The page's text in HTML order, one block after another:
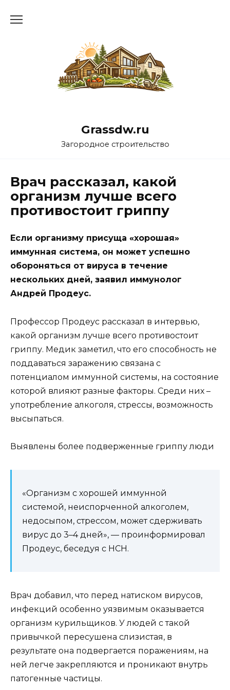
Grassdw.ru
Загородное строительство
Врач рассказал, какой
организм лучше всего
противостоит гриппу
Если организму присуща «хорошая»
иммунная система, он может успешно
обороняться от вируса в течение
нескольких дней, заявил иммунолог
Андрей Продеус.
Профессор Продеус рассказал в интервью,
какой организм лучше всего противостоит
гриппу. Медик заметил, что его способность не
поддаваться заражению связана с
потенциалом иммунной системы, на состояние
которой влияют разные факторы. Среди них –
употребление алкоголя, стрессы, возможность
высыпаться.
Выявлены более подверженные гриппу люди
«Организм с хорошей иммунной
системой, неиспорченной алкоголем,
недосыпом, стрессом, может сдерживать
вирус до 3–4 дней», — проинформировал
Продеус, беседуя с НСН.
Врач добавил, что перед натиском вирусов,
инфекций особенно уязвимым оказывается
организм курильщиков. У людей с такой
привычкой пересушена слизистая, в
результате она подвергается поражениям, на
ней легче закрепляются и проникают внутрь
патогенные частицы.